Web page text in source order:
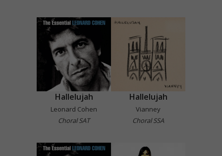
Hallelujah
Leonard Cohen
Choral SAT
Hallelujah
Vianney
Choral SSA